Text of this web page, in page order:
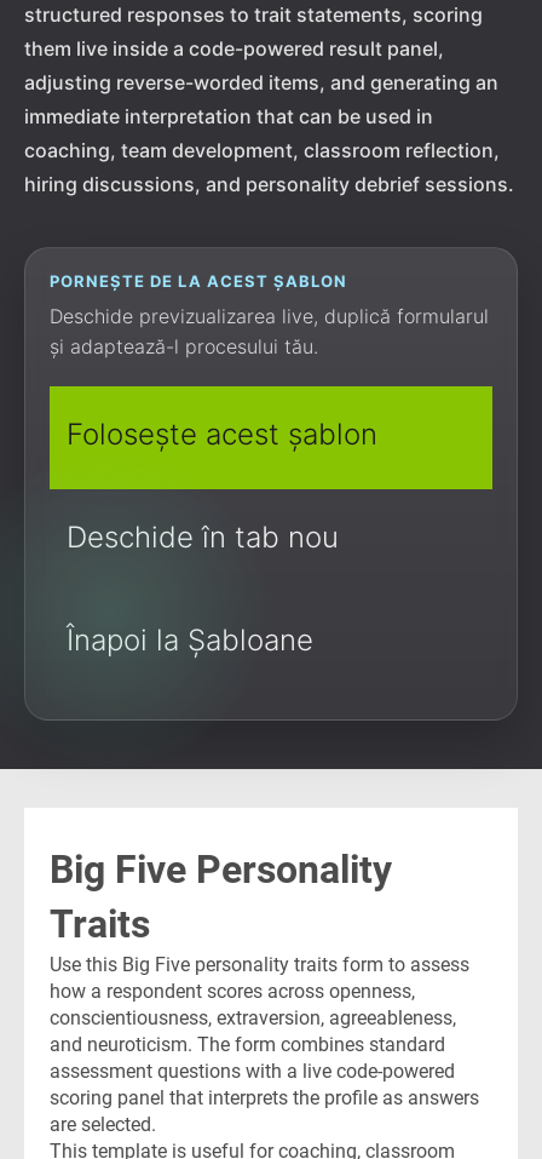
structured responses to trait statements, scoring
them live inside a code-powered result panel,
adjusting reverse-worded items, and generating an
immediate interpretation that can be used in
coaching, team development, classroom reflection,
hiring discussions, and personality debrief sessions.
PORNEȘTE DE LA ACEST ȘABLON
Deschide previzualizarea live, duplică formularul
și adaptează-l procesului tău.
Folosește acest șablon
Deschide în tab nou
Înapoi la Șabloane